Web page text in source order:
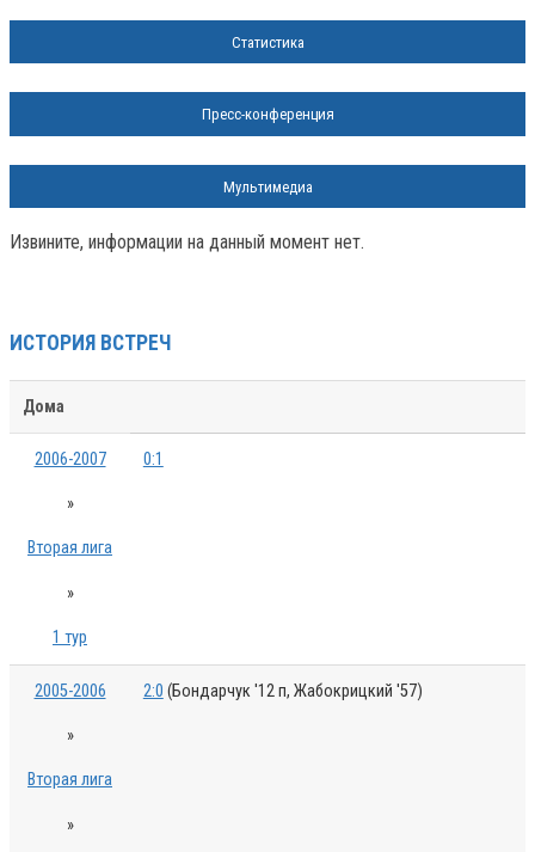
Статистика
Пресс-конференция
Мультимедиа
Извините, информации на данный момент нет.
ИСТОРИЯ ВСТРЕЧ
Дома
2006-2007
»
Вторая лига
»
1 тур
0:1
2005-2006
»
Вторая лига
»
2:0 (Бондарчук '12 п, Жабокрицкий '57)